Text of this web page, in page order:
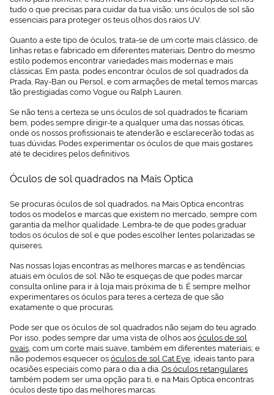
tudo o que precisas para cuidar da tua visão; uns óculos de sol são
essenciais para proteger os teus olhos dos raios UV.
Quanto a este tipo de óculos, trata-se de um corte mais clássico, de
linhas retas e fabricado em diferentes materiais. Dentro do mesmo
estilo podemos encontrar variedades mais modernas e mais
clássicas. Em pasta, podes encontrar óculos de sol quadrados da
Prada, Ray-Ban ou Persol, e com armações de metal temos marcas
tão prestigiadas como Vogue ou Ralph Lauren.
Se não tens a certeza se uns óculos de sol quadrados te ficariam
bem, podes sempre dirigir-te a qualquer uma das nossas óticas,
onde os nossos profissionais te atenderão e esclarecerão todas as
tuas dúvidas. Podes experimentar os óculos de que mais gostares
até te decidires pelos definitivos.
Óculos de sol quadrados na Mais Optica
Se procuras óculos de sol quadrados, na Mais Optica encontras
todos os modelos e marcas que existem no mercado, sempre com
garantia da melhor qualidade. Lembra-te de que podes graduar
todos os óculos de sol e que podes escolher lentes polarizadas se
quiseres.
Nas nossas lojas encontras as melhores marcas e as tendências
atuais em óculos de sol. Não te esqueças de que podes marcar
consulta online para ir à loja mais próxima de ti. É sempre melhor
experimentares os óculos para teres a certeza de que são
exatamente o que procuras.
Pode ser que os óculos de sol quadrados não sejam do teu agrado.
Por isso, podes sempre dar uma vista de olhos aos óculos de sol
ovais , com um corte mais suave, também em diferentes materiais; e
não podemos esquecer os óculos de sol Cat Eye , ideais tanto para
ocasiões especiais como para o dia a dia. Os óculos retangulares
também podem ser uma opção para ti, e na Mais Optica encontras
óculos deste tipo das melhores marcas.